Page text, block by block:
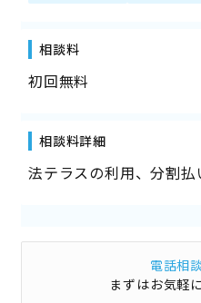
相談料
初回無料
相談料詳細
法テラスの利用、分割払
電話相
まずはお気軽